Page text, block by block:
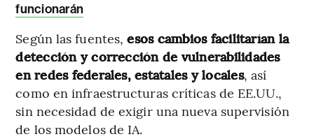
funcionarán
Según las fuentes, esos cambios facilitarían la
detección y corrección de vulnerabilidades
en redes federales, estatales y locales, así
como en infraestructuras críticas de EE.UU.,
sin necesidad de exigir una nueva supervisión
de los modelos de IA.